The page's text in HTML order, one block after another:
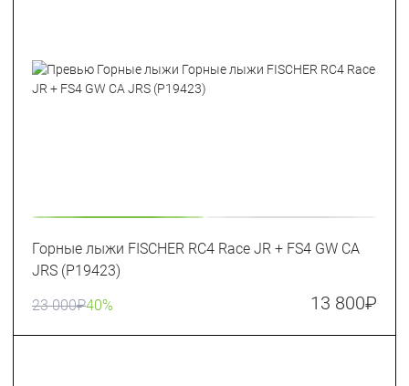
Горные лыжи FISCHER RC4 Race JR + FS4 GW CA
JRS (P19423)
23 000₽40% 13 800₽